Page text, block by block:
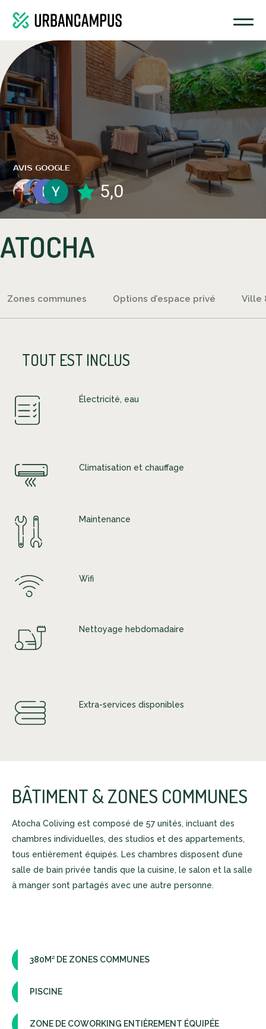
ATOCHA
AVIS GOOGLE
5,0
Zones communes Options d’espace privé Ville
TOUT EST INCLUS
Électricité, eau
Climatisation et chauffage
Maintenance
Wifi
Nettoyage hebdomadaire
Extra-services disponibles
BÂTIMENT & ZONES COMMUNES
Atocha Coliving est composé de 57 unités, incluant des
chambres individuelles, des studios et des appartements,
tous entièrement équipés. Les chambres disposent d’une
salle de bain privée tandis que la cuisine, le salon et la salle
à manger sont partagés avec une autre personne.
380M² DE ZONES COMMUNES
PISCINE
ZONE DE COWORKING ENTIÈREMENT ÉQUIPÉE
COWORKING SPACE